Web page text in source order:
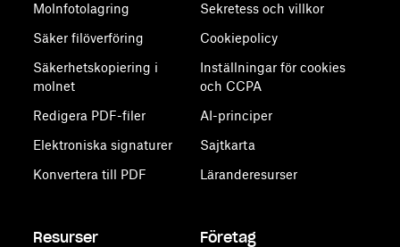
Molnfotolagring
Säker filöverföring
Säkerhetskopiering i
molnet
Redigera PDF-filer
Elektroniska signaturer
Konvertera till PDF
Sekretess och villkor
Cookiepolicy
Inställningar för cookies
och CCPA
AI-principer
Sajtkarta
Läranderesurser
Resurser Företag